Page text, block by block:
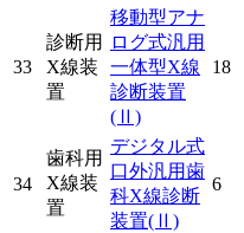
33
診断用
X線装
置
移動型アナ
ログ式汎用
一体型X線
診断装置
(Ⅱ)
18
34
歯科用
X線装
置
デジタル式
口外汎用歯
科X線診断
装置(Ⅱ)
6